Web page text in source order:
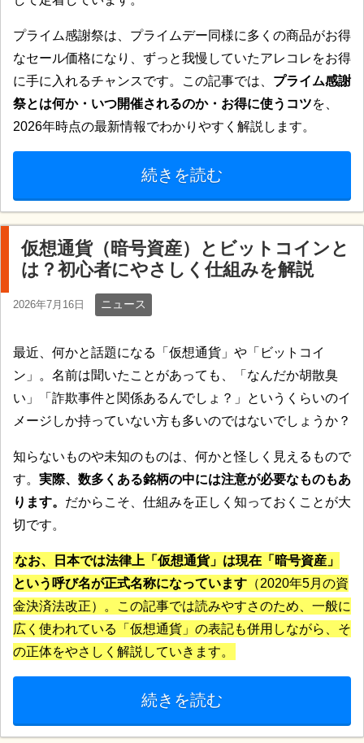
プライム感謝祭は、プライムデー同様に多くの商品がお得
なセール価格になり、ずっと我慢していたアレコレをお得
に手に入れるチャンスです。この記事では、 プライム感謝
祭とは何か・いつ開催されるのか・お得に使うコツを、
2026年時点の最新情報でわかりやすく解説します。
続きを読む
仮想通貨（暗号資産）とビットコインと
は？初心者にやさしく仕組みを解説
2026年7月16日 ニュース
最近、何かと話題になる「仮想通貨」や「ビットコイ
ン」。名前は聞いたことがあっても、「なんだか胡散臭
い」「詐欺事件と関係あるんでしょ？」というくらいのイ
メージしか持っていない方も多いのではないでしょうか？
知らないものや未知のものは、何かと怪しく見えるもので
す。 実際、数多くある銘柄の中には注意が必要なものもあ
ります。 だからこそ、仕組みを正しく知っておくことが大
切です。
なお、日本では法律上「仮想通貨」は現在「暗号資産」
という呼び名が正式名称になっています （2020年5月の資
金決済法改正）。この記事では読みやすさのため、一般に
広く使われている「仮想通貨」の表記も併用しながら、そ
の正体をやさしく解説していきます。
続きを読む